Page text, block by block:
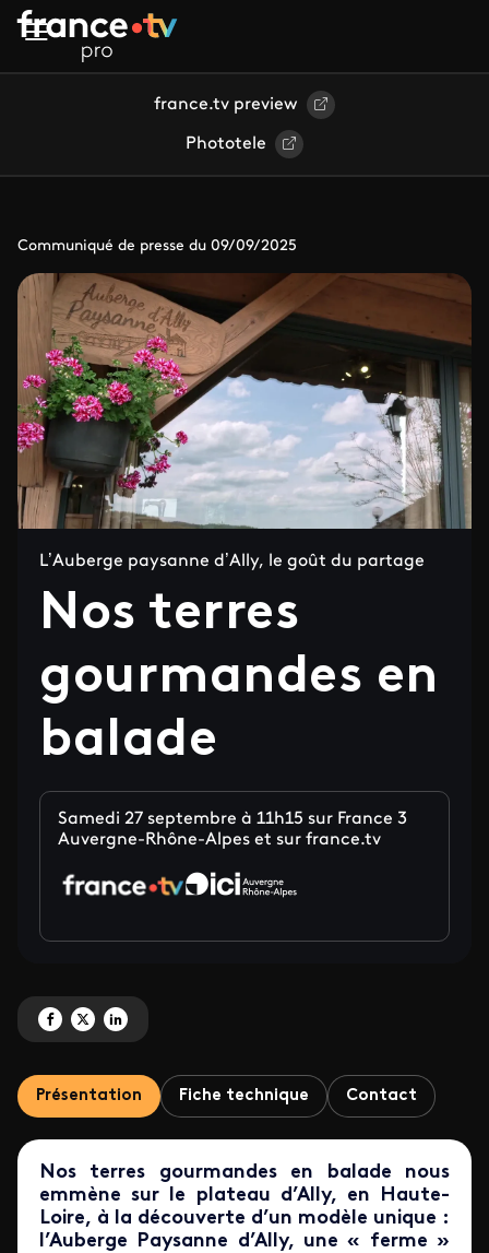
Aller au contenu principal
france.tv preview
Phototele
Communiqué de presse du 09/09/2025
L’Auberge paysanne d’Ally, le goût du partage
Nos terres
gourmandes en
balade
Samedi 27 septembre à 11h15 sur France 3
Auvergne-Rhône-Alpes et sur france.tv
Partagez 'Nos terres gourmandes en balade' sur Facebook
Partagez 'Nos terres gourmandes en balade' sur X
Partagez 'Nos terres gourmandes en balade' sur LinkedIn
Présentation Fiche technique Contact
Nos terres gourmandes en balade nous
emmène sur le plateau d’Ally, en Haute-
Loire, à la découverte d’un modèle unique :
l’Auberge Paysanne d’Ally, une « ferme »